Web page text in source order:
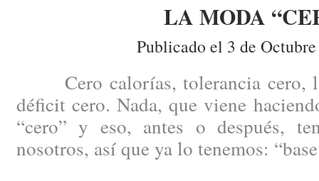
LA MODA
Publicado el 3 de
Cero calorías, tolerancia cero,
déficit cero. Nada, que viene
“cero” y eso, antes o después,
nosotros, así que ya lo tenemos: